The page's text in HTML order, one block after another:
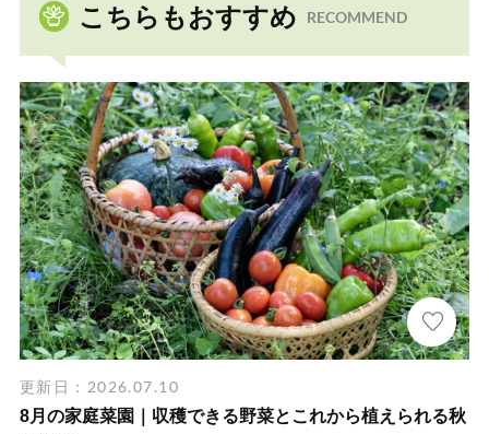
こちらもおすすめ RECOMMEND
更新日：2026.07.10
8月の家庭菜園｜収穫できる野菜とこれから植えられる秋